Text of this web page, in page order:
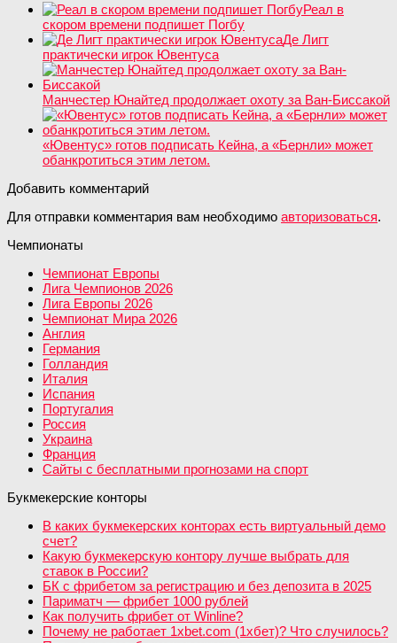
Реал в
скором времени подпишет Погбу
Де Лигт
практически игрок Ювентуса
Манчестер Юнайтед продолжает охоту за Ван-Биссакой
«Ювентус» готов подписать Кейна, а «Бернли» может
обанкротиться этим летом.
Добавить комментарий
Для отправки комментария вам необходимо авторизоваться.
Чемпионаты
Чемпионат Европы
Лига Чемпионов 2026
Лига Европы 2026
Чемпионат Мира 2026
Англия
Германия
Голландия
Италия
Испания
Португалия
Россия
Украина
Франция
Сайты с бесплатными прогнозами на спорт
Букмекерские конторы
В каких букмекерских конторах есть виртуальный демо
счет?
Какую букмекерскую контору лучше выбрать для
ставок в России?
БК с фрибетом за регистрацию и без депозита в 2025
Париматч — фрибет 1000 рублей
Как получить фрибет от Winline?
Почему не работает 1xbet.com (1хбет)? Что случилось?